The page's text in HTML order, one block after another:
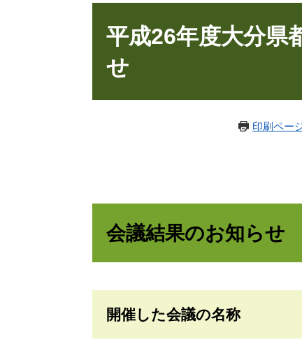
平成26年度大分県
せ
印刷ペー
会議結果のお知らせ
開催した会議の名称